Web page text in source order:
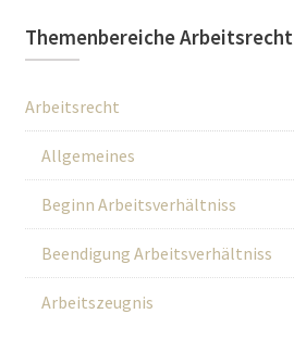
Themenbereiche Arbeitsrecht
Arbeitsrecht
Allgemeines
Beginn Arbeitsverhältniss
Beendigung Arbeitsverhältniss
Arbeitszeugnis